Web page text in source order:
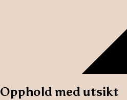
Opphold med utsikt